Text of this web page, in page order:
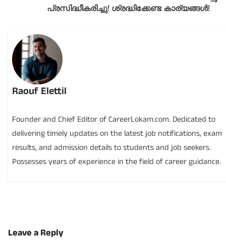
പ്രസിദ്ധീകരിച്ചു! ശ്രദ്ധിക്കേണ്ട കാര്യങ്ങൾ!
Raouf Elettil
Founder and Chief Editor of CareerLokam.com. Dedicated to
delivering timely updates on the latest job notifications, exam
results, and admission details to students and job seekers.
Possesses years of experience in the field of career guidance.
Leave a Reply